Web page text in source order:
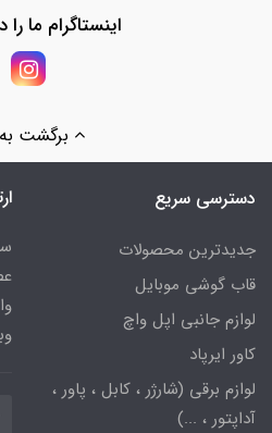
اینستاگرام ما را
برگشت به
دسترسی سریع
جدیدترین محصولات
قاب گوشی موبایل
لوازم جانبی اپل واچ
کاور ایرپاد
لوازم برقی (شارژر ، کابل ، پاور ،
آداپتور ، ...)